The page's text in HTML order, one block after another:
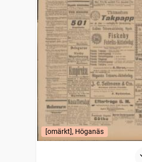
[omärkt], Höganäs